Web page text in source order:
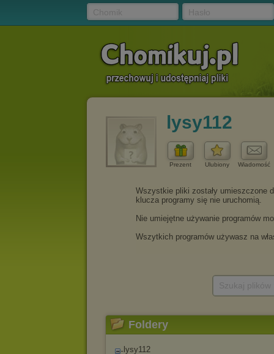
lysy112
Prezent Ulubiony Wiadomość
Foldery
lysy112